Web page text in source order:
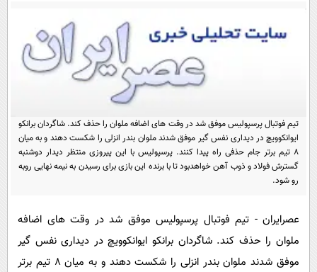
سلامت
یک برش دانایی
محیط زیست
سیاست خارجی
فرهنگ و هنر
فناوری و It
اخبار کریپتو
قرآن
سرگرمی
باشگاه مغز
فیلم
اقتصاد
سرگرمی
فناوری
عصر ایران 2
خواندنی ها و دیدنی ها
پیامک
آموزش زبان
تیم فوتبال پرسپولیس موفق شد در وقت های اضافه ملوان را حذف کند. شاگردان برانکو
ایوانکوویچ در دیداری نفس گیر موفق شدند ملوان بندر انزلی را شکست دهند و به میان
8 تیم برتر جام حذفی راه پیدا کنند. پرسپولیس با این پیروزی منتظر دیدار دوشنبه
گسترش فولاد و ذوب آهن خواهدبود تا با برنده این بازی برای رسیدن به نیمه نهایی روبه
رو شود.
عصرایران - تیم فوتبال پرسپولیس موفق شد در وقت های اضافه
ملوان را حذف کند. شاگردان برانکو ایوانکوویچ در دیداری نفس گیر
موفق شدند ملوان بندر انزلی را شکست دهند و به میان 8 تیم برتر